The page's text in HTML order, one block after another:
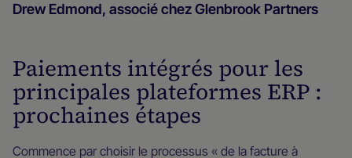
Drew Edmond, associé chez Glenbrook Partners
Paiements intégrés pour les
principales plateformes ERP :
prochaines étapes
Commence par choisir le processus « de la facture à